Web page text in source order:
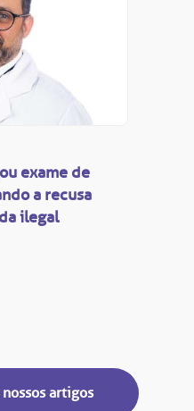
exame de
a recusa
ilegal
artigos